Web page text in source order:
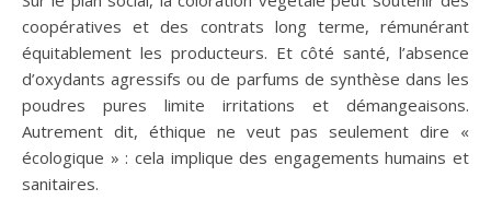
coopératives et des contrats long terme, rémunérant
équitablement les producteurs. Et côté santé, l’absence
d’oxydants agressifs ou de parfums de synthèse dans les
poudres pures limite irritations et démangeaisons.
Autrement dit, éthique ne veut pas seulement dire «
écologique » : cela implique des engagements humains et
sanitaires.